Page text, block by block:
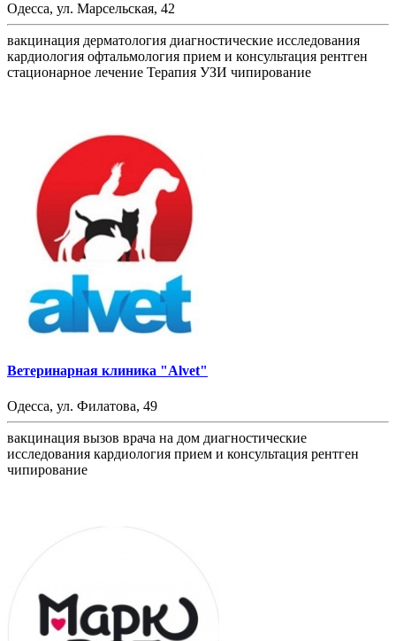
Одесса, ул. Марсельская, 42
вакцинация дерматология диагностические исследования
кардиология офтальмология прием и консультация рентген
стационарное лечение Терапия УЗИ чипирование
Ветеринарная клиника "Alvet"
Одесса, ул. Филатова, 49
вакцинация вызов врача на дом диагностические
исследования кардиология прием и консультация рентген
чипирование